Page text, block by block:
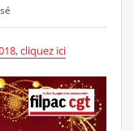
cliquez ici